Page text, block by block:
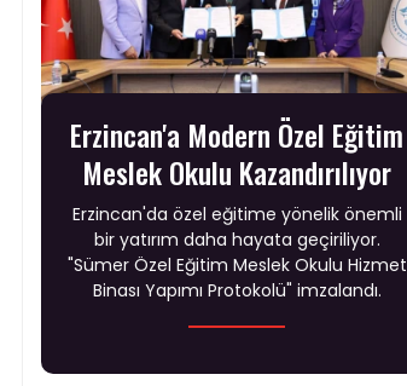
Erzincan'a Modern Özel Eğitim
Meslek Okulu Kazandırılıyor
Erzincan'da özel eğitime yönelik önemli
bir yatırım daha hayata geçiriliyor.
"Sümer Özel Eğitim Meslek Okulu Hizmet
Binası Yapımı Protokolü" imzalandı.